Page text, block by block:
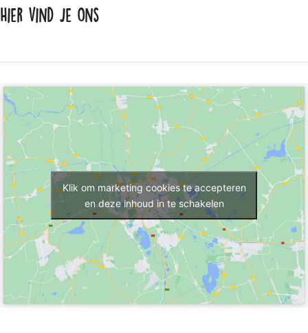
Hier vind je ons
Klik om marketing cookies te accepteren
en deze inhoud in te schakelen